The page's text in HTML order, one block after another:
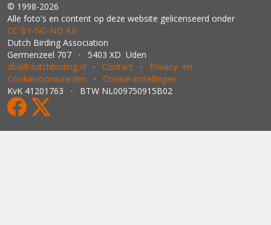
© 1998-2026
Alle foto's en content op deze website gelicenseerd onder
CC BY‑NC‑ND 4.0
Dutch Birding Association
Germenzeel 707 · 5403 XD Uden
dba@dutchbirding.nl · Contact · Privacy- en
Cookievoorwaarden · Cookie-instellingen
KvK 41201763 · BTW NL009750915B02